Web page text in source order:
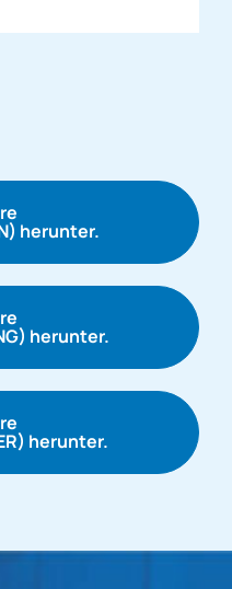
herunter.
herunter.
herunter.